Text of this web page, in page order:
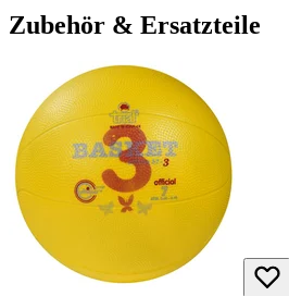
Zubehör & Ersatzteile